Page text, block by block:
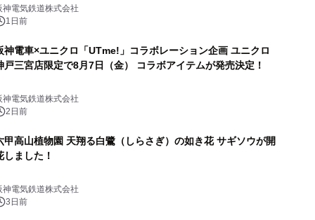
神電気鉄道株式会社
1日前
神電車×ユニクロ「UTme!」コラボレーション企画 ユニクロ
戸三宮店限定で8月7日（金） コラボアイテムが発売決定！
神電気鉄道株式会社
2日前
甲高山植物園 天翔る白鷺（しらさぎ）の如き花 サギソウが開
しました！
神電気鉄道株式会社
3日前